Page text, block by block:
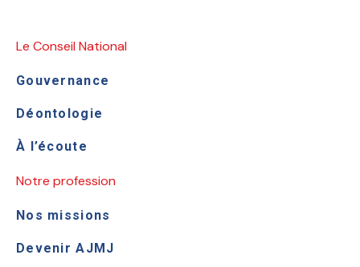
Le Conseil National
Gouvernance
Déontologie
À l’écoute
Notre profession
Nos missions
Devenir AJMJ